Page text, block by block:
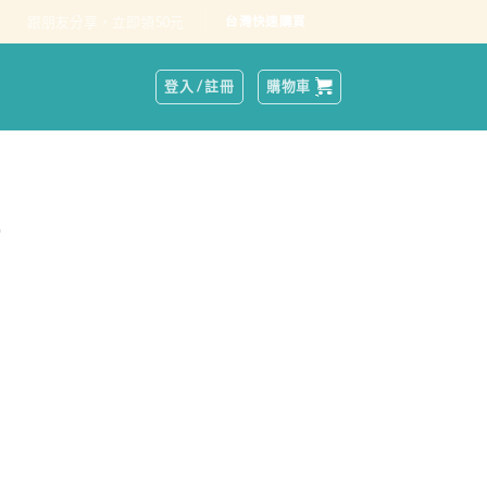
台灣快速購買
登入 / 註冊 購物車